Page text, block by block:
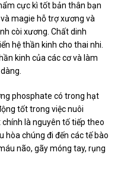
cực kì tốt bản thân bạn
magie hỗ trợ xương và
còi xương. Chất dinh
hệ thần kinh cho thai nhi.
kinh của các cơ và làm
phosphate có trong hạt
tốt trong việc nuôi
là nguyên tố tiếp theo
hòa chúng đi đến các tế bào
não, gãy móng tay, rụng